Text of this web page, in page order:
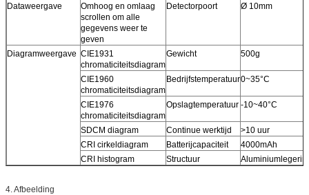
Dataweergave
Omhoog en omlaag
scrollen om alle
gegevens weer te
geven
Detectorpoort Ø 10mm
Diagramweergave CIE1931
chromaticiteitsdiagram
Gewicht 500g
CIE1960
chromaticiteitsdiagram
Bedrijfstemperatuur0~35°C
CIE1976
chromaticiteitsdiagram
Opslagtemperatuur -10~40°C
SDCM diagram Continue werktijd
>10 uur
CRI cirkeldiagram
Batterijcapaciteit
4000mAh
CRI histogram
Structuur
4. Afbeelding